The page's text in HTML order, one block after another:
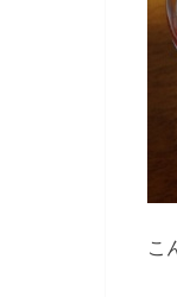
こ